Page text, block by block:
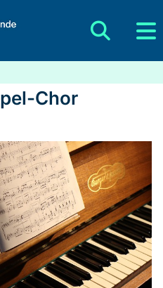
Chor